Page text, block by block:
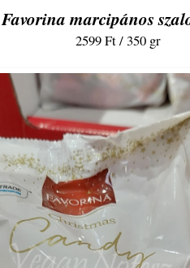
Favorina marcipános
2599 Ft / 350 gr